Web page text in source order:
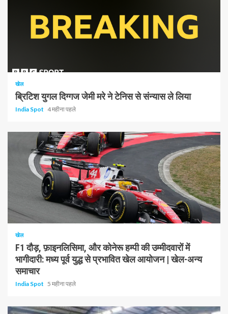
खेल
ब्रिटिश युगल दिग्गज जेमी मरे ने टेनिस से संन्यास ले लिया
India Spot 4 महीना पहले
1 न्यूनतम पढ़ा
खेल
F1 दौड़, फ़ाइनलिसिमा, और कोनेरू हम्पी की उम्मीदवारों में
भागीदारी: मध्य पूर्व युद्ध से प्रभावित खेल आयोजन | खेल-अन्य
समाचार
India Spot 5 महीना पहले